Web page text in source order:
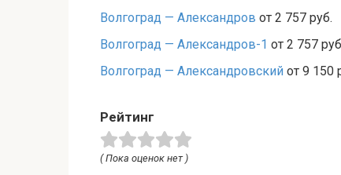
Волгоград — Александров от 2 757 руб.
Волгоград — Александров-1 от 2 757
Волгоград — Александровский от 9 150
Рейтинг
( Пока оценок нет )